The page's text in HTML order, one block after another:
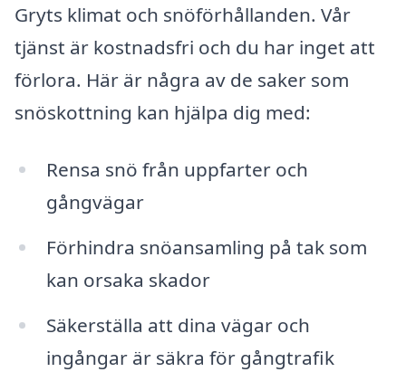
Gryts klimat och snöförhållanden. Vår
tjänst är kostnadsfri och du har inget att
förlora. Här är några av de saker som
snöskottning kan hjälpa dig med:
Rensa snö från uppfarter och
gångvägar
Förhindra snöansamling på tak som
kan orsaka skador
Säkerställa att dina vägar och
ingångar är säkra för gångtrafik